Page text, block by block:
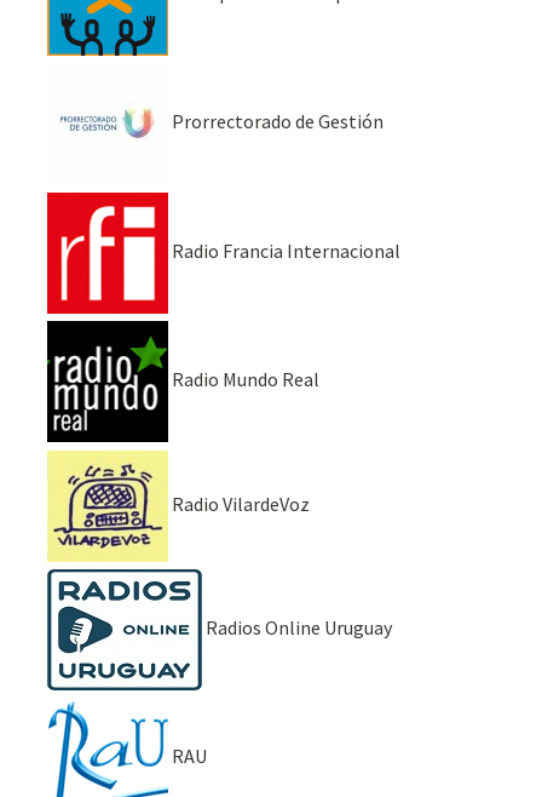
Prorrectorado de Gestión
Radio Francia Internacional
Radio Mundo Real
Radio VilardeVoz
Radios Online Uruguay
RAU